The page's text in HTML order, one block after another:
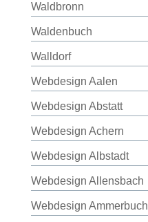
Waldbronn
Waldenbuch
Walldorf
Webdesign Aalen
Webdesign Abstatt
Webdesign Achern
Webdesign Albstadt
Webdesign Allensbach
Webdesign Ammerbuch